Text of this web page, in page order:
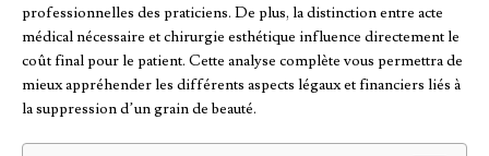
professionnelles des praticiens. De plus, la distinction entre acte
médical nécessaire et chirurgie esthétique influence directement le
coût final pour le patient. Cette analyse complète vous permettra de
mieux appréhender les différents aspects légaux et financiers liés à
la suppression d’un grain de beauté.